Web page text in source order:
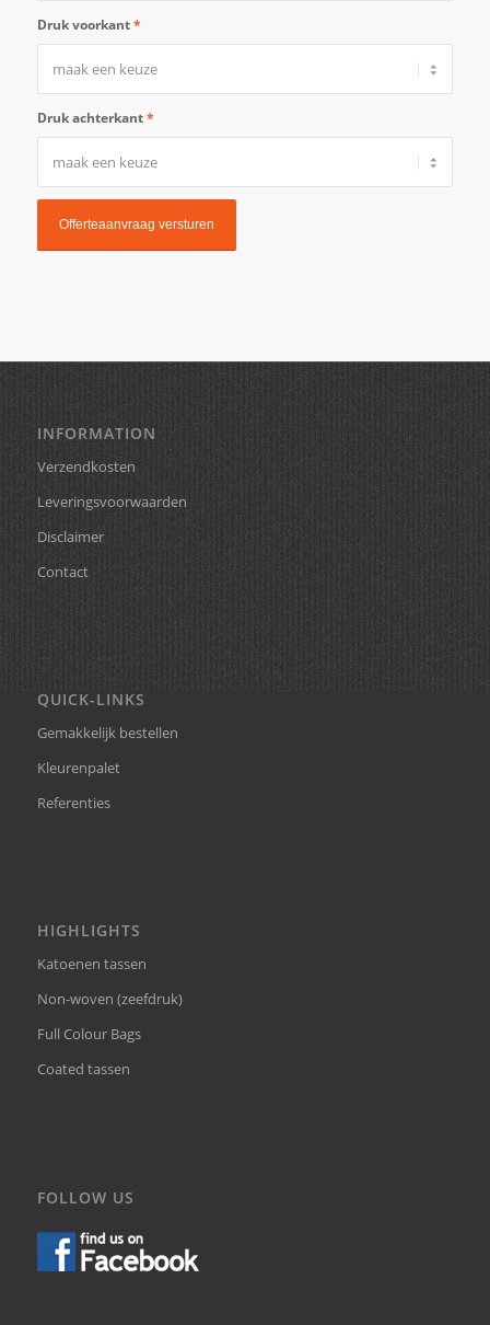
Druk voorkant*
Druk achterkant*
INFORMATION
Verzendkosten
Leveringsvoorwaarden
Disclaimer
Contact
QUICK-LINKS
Gemakkelijk bestellen
Kleurenpalet
Referenties
HIGHLIGHTS
Katoenen tassen
Non-woven (zeefdruk)
Full Colour Bags
Coated tassen
FOLLOW US